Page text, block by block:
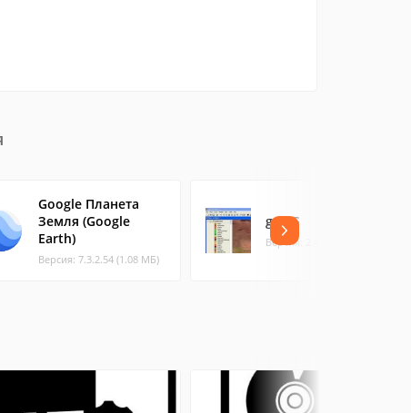
Google Планета
Земля (Google
Earth)
Версия: 7.3.2.54 (1.08 МБ)
gvSIG
Версия: 2.4 (380.75 МБ)